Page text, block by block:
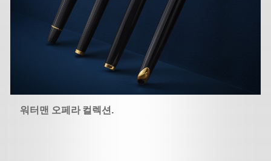
워터맨 오페라 컬렉션.